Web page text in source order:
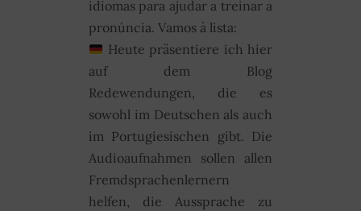
idiomas para ajudar a treinar a
pronúncia. Vamos à lista:
Heute präsentiere ich hier
auf dem Blog
Redewendungen, die es
sowohl im Deutschen als auch
im Portugiesischen gibt. Die
Audioaufnahmen sollen allen
Fremdsprachenlernern
helfen, die Aussprache zu